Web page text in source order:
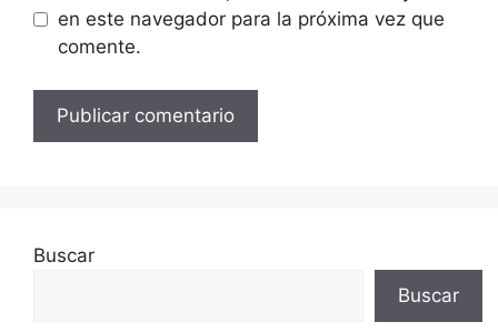
en este navegador para la próxima vez que
comente.
Buscar
Buscar